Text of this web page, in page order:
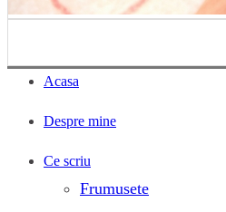
Acasa
Despre mine
Ce scriu
Frumusete